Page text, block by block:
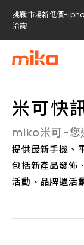
挑戰市場新低價-
洽詢
挑戰市場新低價-
洽詢
挑戰市場新低價-
米可快
miko米可-您
提供最新手機、
包括新產品發佈
活動、品牌週活